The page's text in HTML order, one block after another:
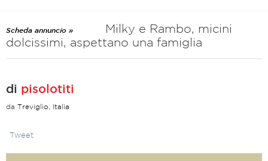
Scheda annuncio »
Milky e Rambo, micini
dolcissimi, aspettano una famiglia
di pisolotiti
da Treviglio, Italia
Tweet